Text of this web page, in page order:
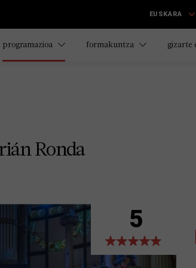
EUSKARA
programazioa formakuntza gizarte
Ronda
5